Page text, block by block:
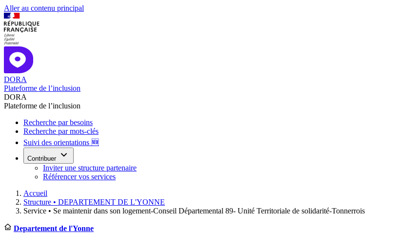
Aller au contenu principal
DORA
Plateforme de l’inclusion
DORA
Plateforme de l’inclusion
Recherche par besoins
Recherche par mots-clés
Suivi des orientations 🆕
Contribuer
Inviter une structure partenaire
Référencer vos services
Accueil
Structure • DEPARTEMENT DE L'YONNE
Service • Se maintenir dans son logement-Conseil Départemental 89- Unité Territoriale de solidarité-Tonnerrois
Departement de l'Yonne